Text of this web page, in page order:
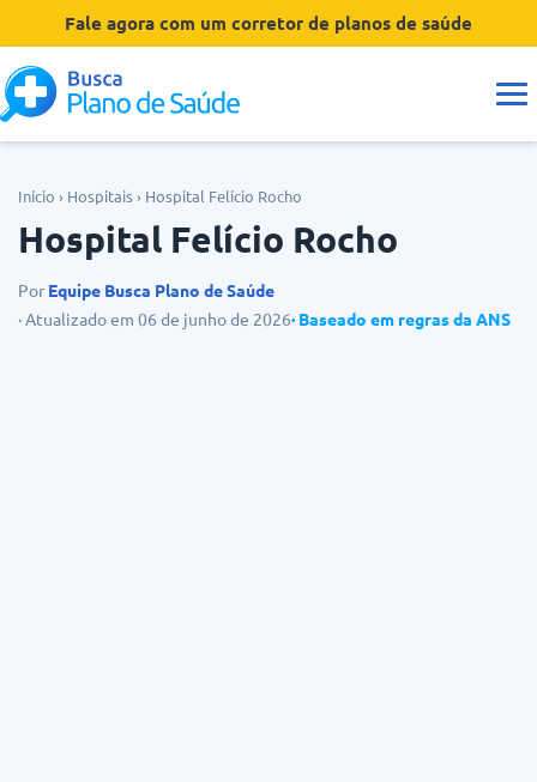
Fale agora com um corretor de planos de saúde
Tipos de Planos
Coberturas
Início › Hospitais› Hospital Felício Rocho
Hospital Felício Rocho
Por Equipe Busca Plano de Saúde
· Atualizado em 06 de junho de 2026· Baseado em regras da ANS